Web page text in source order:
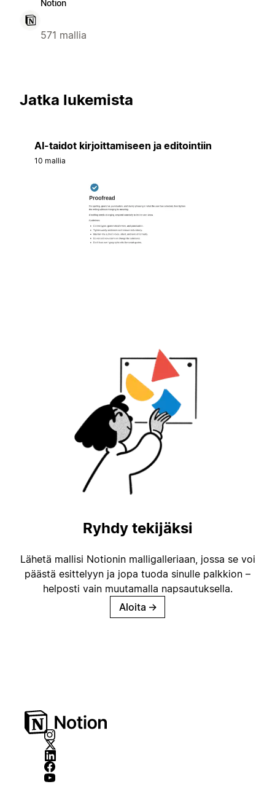
Notion
571 mallia
Jatka lukemista
AI-taidot kirjoittamiseen ja editointiin
10 mallia
Ryhdy tekijäksi
Lähetä mallisi Notionin malligalleriaan, jossa se voi
päästä esittelyyn ja jopa tuoda sinulle palkkion –
helposti vain muutamalla napsautuksella.
Aloita →